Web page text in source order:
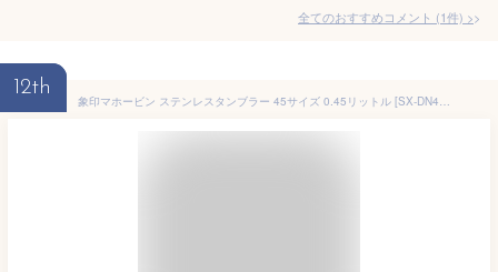
全てのおすすめコメント (1件) >
12th
象印マホービン ステンレスタンブラー 45サイズ 0.45リットル [SX-DN45-AC]クリアブルー【送料無料※沖縄・離島は配送不可】サステナブル SDGs ビール アイスコーヒー ハイボール ウイスキー 焼酎 チューハイ 保冷 保温 広口 ギフト 結露しにくい 熱くなりにくい 洗いやすい